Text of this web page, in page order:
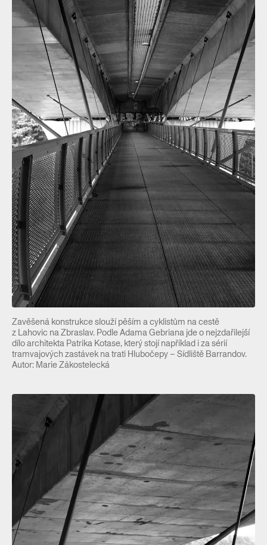
Zavěšená konstrukce slouží pěším a cyklistům na cestě
z Lahovic na Zbraslav. Podle Adama Gebriana jde o nejzdařilejší
dílo architekta Patrika Kotase, který stojí například i za sérií
tramvajových zastávek na trati Hlubočepy – Sídliště Barrandov.
Autor: Marie Zákostelecká